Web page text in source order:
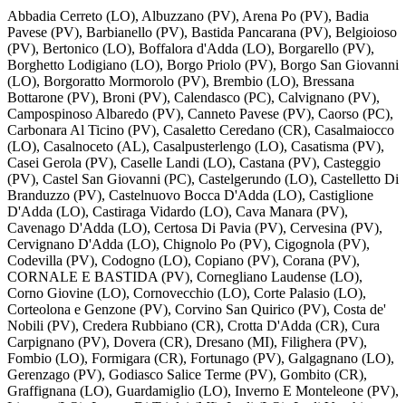
Abbadia Cerreto (LO), Albuzzano (PV), Arena Po (PV), Badia
Pavese (PV), Barbianello (PV), Bastida Pancarana (PV), Belgioioso
(PV), Bertonico (LO), Boffalora d'Adda (LO), Borgarello (PV),
Borghetto Lodigiano (LO), Borgo Priolo (PV), Borgo San Giovanni
(LO), Borgoratto Mormorolo (PV), Brembio (LO), Bressana
Bottarone (PV), Broni (PV), Calendasco (PC), Calvignano (PV),
Campospinoso Albaredo (PV), Canneto Pavese (PV), Caorso (PC),
Carbonara Al Ticino (PV), Casaletto Ceredano (CR), Casalmaiocco
(LO), Casalnoceto (AL), Casalpusterlengo (LO), Casatisma (PV),
Casei Gerola (PV), Caselle Landi (LO), Castana (PV), Casteggio
(PV), Castel San Giovanni (PC), Castelgerundo (LO), Castelletto Di
Branduzzo (PV), Castelnuovo Bocca D'Adda (LO), Castiglione
D'Adda (LO), Castiraga Vidardo (LO), Cava Manara (PV),
Cavenago D'Adda (LO), Certosa Di Pavia (PV), Cervesina (PV),
Cervignano D'Adda (LO), Chignolo Po (PV), Cigognola (PV),
Codevilla (PV), Codogno (LO), Copiano (PV), Corana (PV),
CORNALE E BASTIDA (PV), Cornegliano Laudense (LO),
Corno Giovine (LO), Cornovecchio (LO), Corte Palasio (LO),
Corteolona e Genzone (PV), Corvino San Quirico (PV), Costa de'
Nobili (PV), Credera Rubbiano (CR), Crotta D'Adda (CR), Cura
Carpignano (PV), Dovera (CR), Dresano (MI), Filighera (PV),
Fombio (LO), Formigara (CR), Fortunago (PV), Galgagnano (LO),
Gerenzago (PV), Godiasco Salice Terme (PV), Gombito (CR),
Graffignana (LO), Guardamiglio (LO), Inverno E Monteleone (PV),